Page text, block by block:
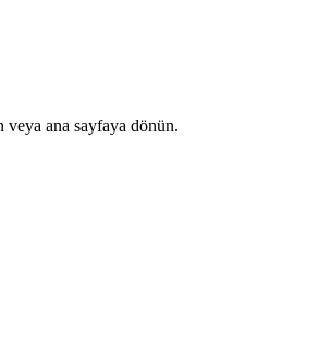
veya ana sayfaya dönün.